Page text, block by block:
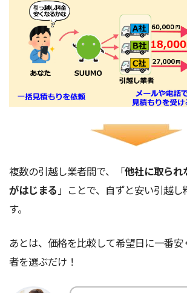
複数の引越し業者間で、「他社に取られ
がはじまる」ことで、自ずと安い引越し
す。
あとは、価格を比較して希望日に一番
者を選ぶだけ！